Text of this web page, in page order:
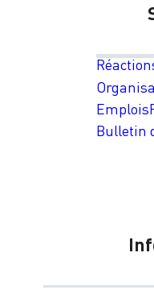
Emplois
Bulletin